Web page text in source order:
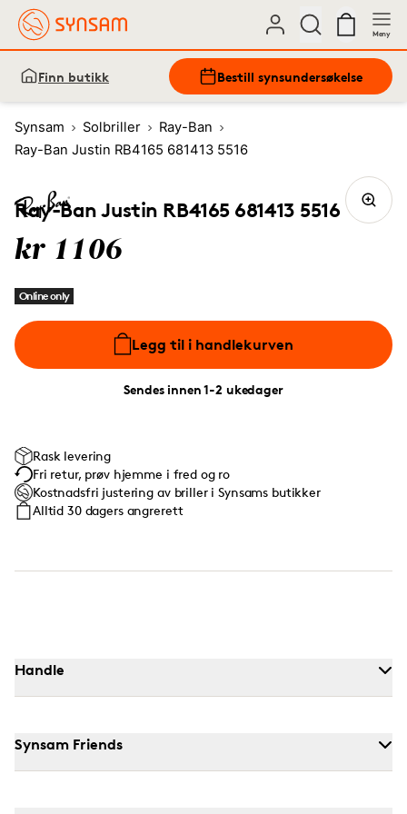
Meny
Finn butikk Bestill synsundersøkelse
Synsam Solbriller
Ray-Ban
Ray-Ban Justin RB4165 681413 5516
Ray-Ban Justin RB4165 681413 5516
kr 1106
Online only
Legg til i handlekurven
Sendes innen 1-2 ukedager
Rask levering
Fri retur, prøv hjemme i fred og ro
Kostnadsfri justering av briller i Synsams butikker
Alltid 30 dagers angrerett
Handle
Synsam Friends